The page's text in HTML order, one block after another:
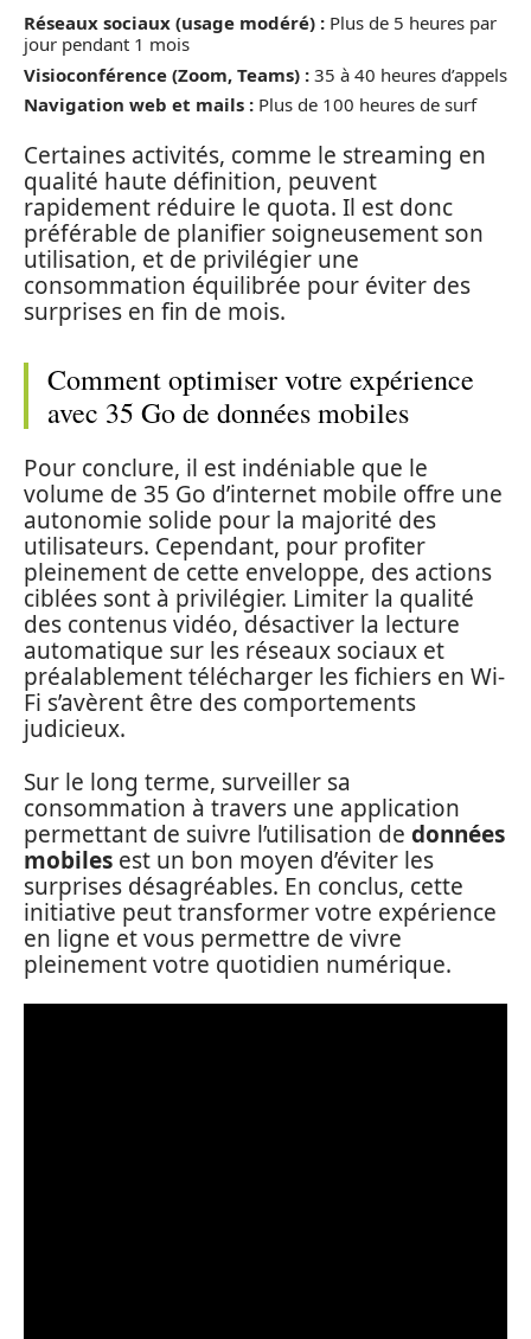
Réseaux sociaux (usage modéré) : Plus de 5 heures par
jour pendant 1 mois
Visioconférence (Zoom, Teams) : 35 à 40 heures d’appels
Navigation web et mails : Plus de 100 heures de surf
Certaines activités, comme le streaming en
qualité haute définition, peuvent
rapidement réduire le quota. Il est donc
préférable de planifier soigneusement son
utilisation, et de privilégier une
consommation équilibrée pour éviter des
surprises en fin de mois.
Comment optimiser votre expérience
avec 35 Go de données mobiles
Pour conclure, il est indéniable que le
volume de 35 Go d’internet mobile offre une
autonomie solide pour la majorité des
utilisateurs. Cependant, pour profiter
pleinement de cette enveloppe, des actions
ciblées sont à privilégier. Limiter la qualité
des contenus vidéo, désactiver la lecture
automatique sur les réseaux sociaux et
préalablement télécharger les fichiers en Wi-
Fi s’avèrent être des comportements
judicieux.
Sur le long terme, surveiller sa
consommation à travers une application
permettant de suivre l’utilisation de données
mobiles est un bon moyen d’éviter les
surprises désagréables. En conclus, cette
initiative peut transformer votre expérience
en ligne et vous permettre de vivre
pleinement votre quotidien numérique.